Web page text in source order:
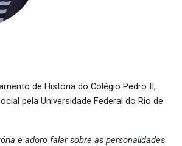
de História do Colégio Pedro II,
pela Universidade Federal do Rio de
e adoro falar sobre as personalidades